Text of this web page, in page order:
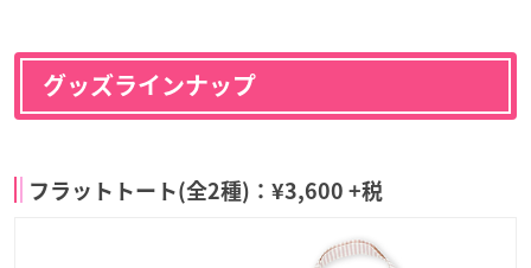
グッズラインナップ
フラットトート(全2種)：¥3,600 +税